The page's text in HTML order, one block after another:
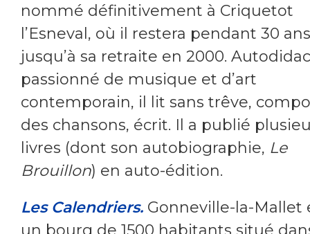
nommé définitivement à Criquetot
l’Esneval, où il restera pendant 30
jusqu’à sa retraite en 2000.
passionné de musique et d’art
contemporain, il lit sans trêve,
des chansons, écrit. Il a publié
livres (dont son autobiographie, Le
Brouillon) en auto-édition.
Les Calendriers. Gonneville-la-Mallet
un bourg de 1500 habitants situé